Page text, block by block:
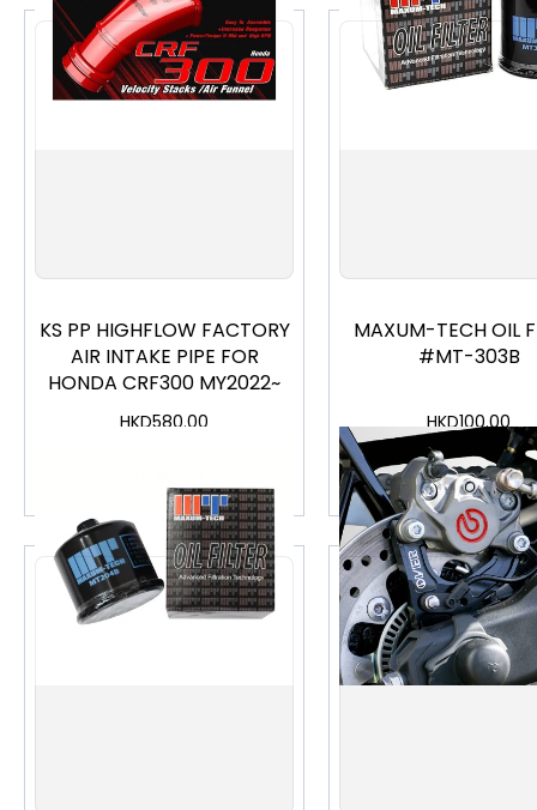
KS PP HIGHFLOW FACTORY
AIR INTAKE PIPE FOR
HONDA CRF300 MY2022~
HKD580.00
MAXUM-TECH OIL
#MT-303B
HKD100.00
加入購物車